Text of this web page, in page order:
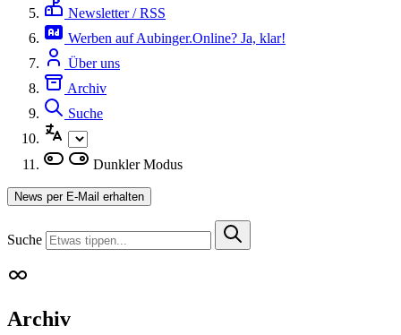
Newsletter / RSS
Werben auf Aubinger.Online? Ja, klar!
Über uns
Archiv
Suche
Dunkler Modus
News per E-Mail erhalten
Suche
Archiv